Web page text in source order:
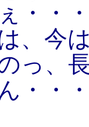
ぇ・・
、今
っ、
ん・・